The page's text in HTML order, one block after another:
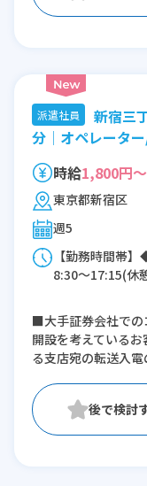
派遣社員
新宿三
分│オペレータ
時給1,800円
東京都新宿区
週5
【勤務時間帯
8:30〜17:15(休
※残業：0〜10
■大手証券会社での
開設を考えている
る支店宛の転送入